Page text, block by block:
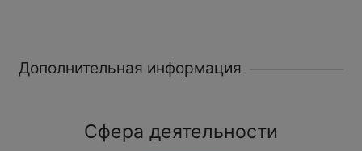
Дополнительная информация
Сфера деятельности